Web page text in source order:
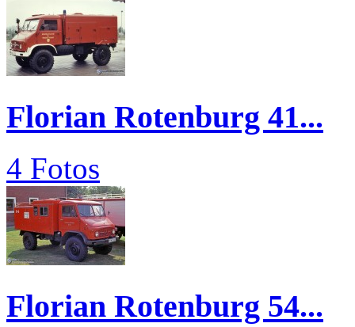
Florian Rotenburg 41...
4 Fotos
Florian Rotenburg 54...